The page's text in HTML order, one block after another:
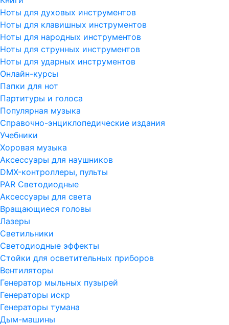
Ноты для духовых инструментов
Ноты для клавишных инструментов
Ноты для народных инструментов
Ноты для струнных инструментов
Ноты для ударных инструментов
Онлайн-курсы
Папки для нот
Партитуры и голоса
Популярная музыка
Справочно-энциклопедические издания
Учебники
Хоровая музыка
Аксессуары для наушников
DMX-контроллеры, пульты
PAR Светодиодные
Аксессуары для света
Вращающиеся головы
Лазеры
Светильники
Светодиодные эффекты
Стойки для осветительных приборов
Вентиляторы
Генератор мыльных пузырей
Генераторы искр
Генераторы тумана
Дым-машины